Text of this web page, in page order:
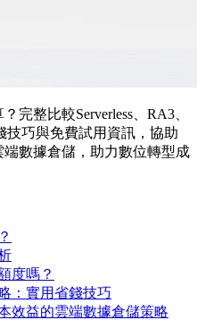
完整比較Serverless、RA3、
技巧與免費試用資訊，協助
數據倉儲，助力數位轉型成
度嗎？
：實用省錢技巧
效益的雲端數據倉儲策略